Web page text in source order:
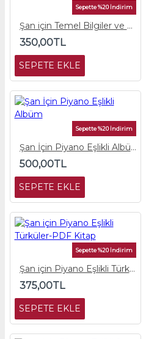
Sepette %20 İndirim
Şan için Temel Bilgiler ve Ses Egzersizleri
350,00TL
SEPETE EKLE
Sepette %20 İndirim
Şan İçin Piyano Eşlikli Albüm
500,00TL
SEPETE EKLE
Sepette %20 İndirim
Şan için Piyano Eşlikli Türküler-PDF Kitap
375,00TL
SEPETE EKLE